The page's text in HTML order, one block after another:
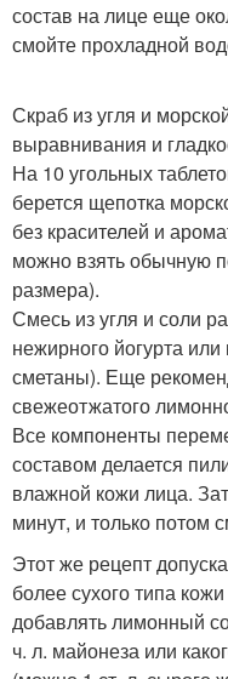
состав на лице еще
смойте прохладной
Скраб из угля и
выравнивания и
На 10 угольных
берется щепотка
без красителей и
можно взять обычную
размера).
Смесь из угля и соли
нежирного йогурта
сметаны). Еще
свежеотжатого
Все компоненты
составом делается
влажной кожи лица.
минут, и только потом
Этот же рецепт
более сухого типа
добавлять лимонный
ч. л. майонеза или